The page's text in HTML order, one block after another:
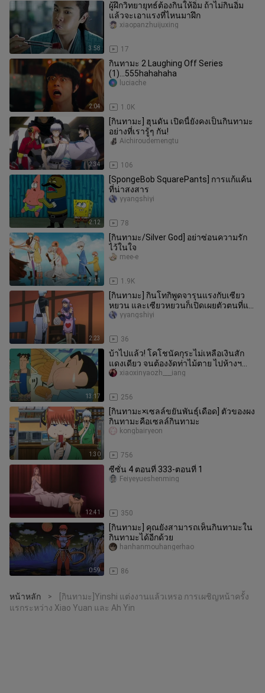
3:58
ผู้ฝึกวิทยายุทธ์ต้องกินให้อิ่ม ถ้าไม่กินอิ่ม
แล้วจะเอาแรงที่ไหนมาฝึก
17
xiaopanzhuijuxing
2:04
กินทามะ 2 Laughing Off Series
(1)...555hahahaha
1.0K
luciache
2:34
[กินทามะ] ฮุนดัน เปิดนี้ยังคงเป็นกินทามะ
อย่างที่เรารู้ๆ กัน!
106
Aichiroudemengtu
2:12
[SpongeBob SquarePants] การแก้แค้น
ที่น่าสงสาร
78
yyangshiyi
3:11
[กินทามะ/Silver God] อย่าซ่อนความรัก
ไว้ในใจ
1.9K
mee-e
2:23
[กินทามะ] กินโทกิพูดจารุนแรงกับเซียว
หยวน และเซียวหยวนก็เปิดเผยตัวตนที่แท้
จริงของเขา
36
yyangshiyi
13:17
บ้าไปแล้ว! โคโชนัคกุระไม่เหลือเงินสัก
แดงเดียว จนต้องงัดท่าไม้ตาย ไปห้างฯ
เพื่อขอชิมฟรีซะแล้ว!
256
xiaoxinyaozh___iang
1:30
[กินทามะ×เซลล์ขยันพันธุ์เดือด] ตัวของผง
กินทามะคือเซลล์กินทามะ
756
kongbairyeon
12:41
ซีซั่น 4 ตอนที่ 333-ตอนที่ 1
350
Feiyeyueshenming
0:59
[กินทามะ] คุณยังสามารถเห็นกินทามะใน
กินทามะได้อีกด้วย
86
hanhanmouhangerhao
หน้าหลัก >
[กินทามะ]Yinshi แต่งงานแล้วเหรอ การเผชิญหน้าครั้ง
แรกระหว่าง Xiao Yuan และ Ah Yin